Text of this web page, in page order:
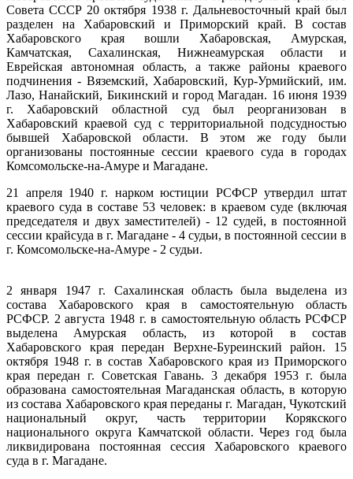
Совета СССР 20 октября 1938 г. Дальневосточный край был
разделен на Хабаровский и Приморский край. В состав
Хабаровского края вошли Хабаровская, Амурская,
Камчатская, Сахалинская, Нижнеамурская области и
Еврейская автономная область, а также районы краевого
подчинения - Вяземский, Хабаровский, Кур-Урмийский, им.
Лазо, Нанайский, Бикинский и город Магадан. 16 июня 1939
г. Хабаровский областной суд был реорганизован в
Хабаровский краевой суд с территориальной подсудностью
бывшей Хабаровской области. В этом же году были
организованы постоянные сессии краевого суда в городах
Комсомольске-на-Амуре и Магадане.
21 апреля 1940 г. нарком юстиции РСФСР утвердил штат
краевого суда в составе 53 человек: в краевом суде (включая
председателя и двух заместителей) - 12 судей, в постоянной
сессии крайсуда в г. Магадане - 4 судьи, в постоянной сессии в
г. Комсомольске-на-Амуре - 2 судьи.
2 января 1947 г. Сахалинская область была выделена из
состава Хабаровского края в самостоятельную область
РСФСР. 2 августа 1948 г. в самостоятельную область РСФСР
выделена Амурская область, из которой в состав
Хабаровского края передан Верхне-Буреинский район. 15
октября 1948 г. в состав Хабаровского края из Приморского
края передан г. Советская Гавань. 3 декабря 1953 г. была
образована самостоятельная Магаданская область, в которую
из состава Хабаровского края переданы г. Магадан, Чукотский
национальный округ, часть территории Корякского
национального округа Камчатской области. Через год была
ликвидирована постоянная сессия Хабаровского краевого
суда в г. Магадане.